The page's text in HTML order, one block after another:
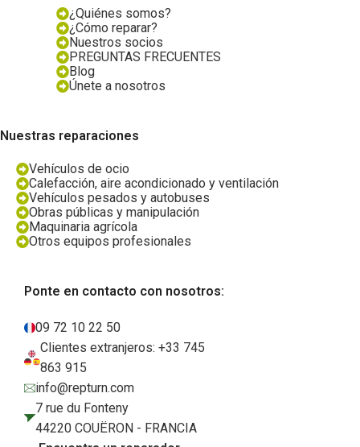
¿Quiénes somos?
¿Cómo reparar?
Nuestros socios
PREGUNTAS FRECUENTES
Blog
Únete a nosotros
Nuestras reparaciones
Vehículos de ocio
Calefacción, aire acondicionado y ventilación
Vehículos pesados y autobuses
Obras públicas y manipulación
Maquinaria agrícola
Otros equipos profesionales
Ponte en contacto con nosotros:
09 72 10 22 50
Clientes extranjeros: +33 745
863 915
info@repturn.com
7 rue du Fonteny
44220 COUËRON - FRANCIA